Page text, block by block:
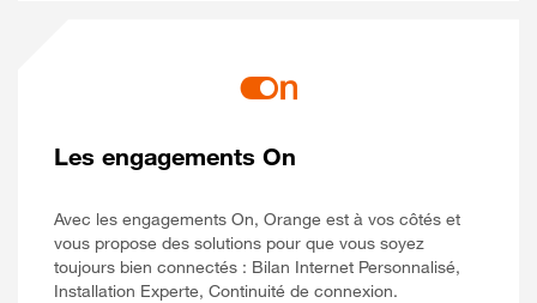
Les engagements On
Avec les engagements On, Orange est à vos côtés et
vous propose des solutions pour que vous soyez
toujours bien connectés : Bilan Internet Personnalisé,
Installation Experte, Continuité de connexion.